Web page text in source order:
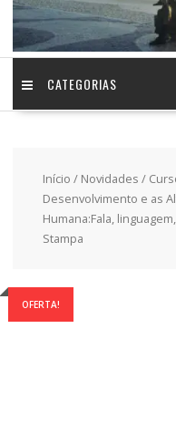
CATEGORIAS
Início / Novidades /
Desenvolvimento e as
Humana:Fala,
Stampa
OFERTA!